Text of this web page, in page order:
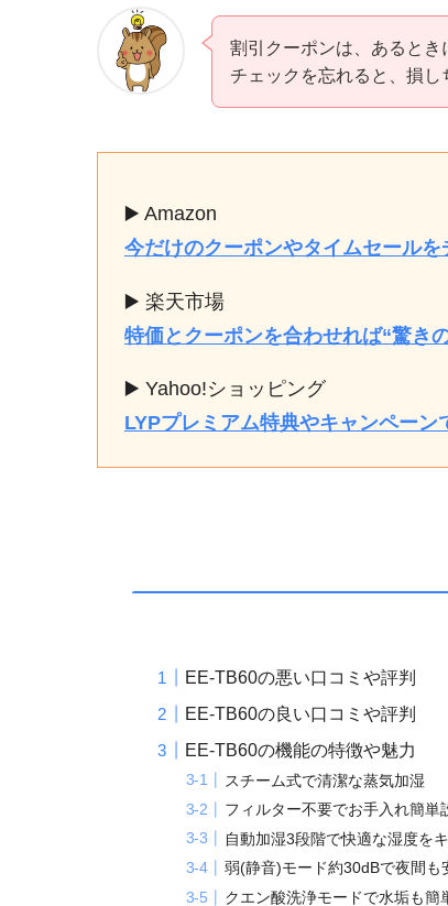
割引クーポンは、あると
チェックを忘れると、損し
▶️ Amazon
今だけのクーポンやタイムセール
▶️ 楽天市場
特価とクーポンを合わせれば“驚き
▶️ Yahoo!ショッピング
LYPプレミアム特典やキャンペーン
EE-TB60の悪い口コミや評判
EE-TB60の良い口コミや評判
EE-TB60の機能の特徴や魅力
スチーム式で清潔な蒸気加湿
フィルター不要でお手入れ簡単
自動加湿3段階で快適な湿度を
弱(静音)モード約30dBで夜間も
クエン酸洗浄モードで水垢も簡